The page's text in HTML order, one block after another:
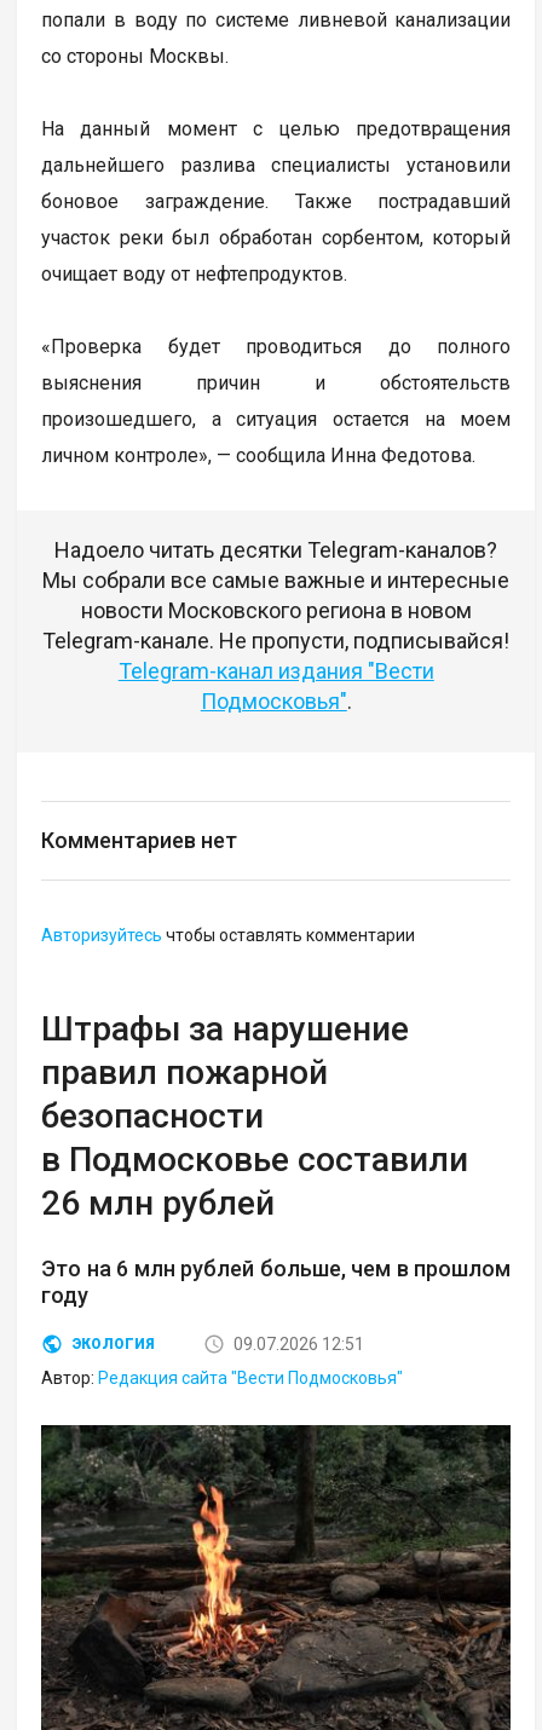
попали в воду по системе ливневой канализации
со стороны Москвы.
На данный момент с целью предотвращения
дальнейшего разлива специалисты установили
боновое заграждение. Также пострадавший
участок реки был обработан сорбентом, который
очищает воду от нефтепродуктов.
«Проверка будет проводиться до полного
выяснения причин и обстоятельств
произошедшего, а ситуация остается на моем
личном контроле», — сообщила Инна Федотова.
Надоело читать десятки Telegram-каналов?
Мы собрали все самые важные и интересные
новости Московского региона в новом
Telegram-канале. Не пропусти, подписывайся!
Telegram-канал издания "Вести
Подмосковья".
Комментариев нет
Авторизуйтесь чтобы оставлять комментарии
Штрафы за нарушение
правил пожарной
безопасности
в Подмосковье составили
26 млн рублей
Это на 6 млн рублей больше, чем в прошлом
году
ЭКОЛОГИЯ
09.07.2026 12:51
Автор: Редакция сайта "Вести Подмосковья"